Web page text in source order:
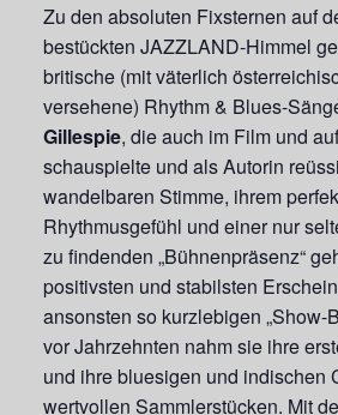
Zu den absoluten Fixsternen auf
bestückten JAZZLAND-Himmel
britische (mit väterlich
versehene) Rhythm & Blues-
Gillespie, die auch im Film und
schauspielte und als Autorin
wandelbaren Stimme, ihrem
Rhythmusgefühl und einer nur
zu findenden „Bühnenpräsenz“
positivsten und stabilsten
ansonsten so kurzlebigen „Show-
vor Jahrzehnten nahm sie ihre
und ihre bluesigen und indischen
wertvollen Sammlerstücken. Mit